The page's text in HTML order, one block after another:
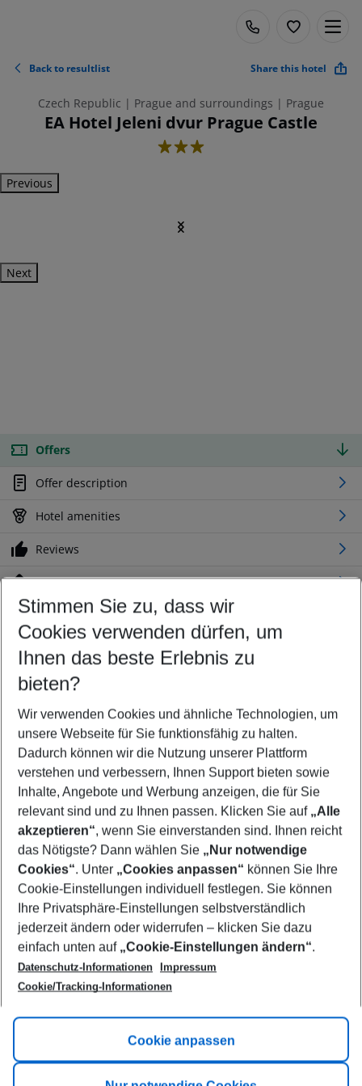
Back to resultlist Share this hotel
Czech Republic | Prague and surroundings | Prague
EA Hotel Jeleni dvur Prague Castle
3
Previous
Next
Offers
Offer description
Hotel amenities
Reviews
Location
Customize your offer
Find the perfect deal which suits your best
Your departure airport
Any airport
Select your date range
10/08/26–08/08/27 5-8 nights
Who will travel
2 adults No children
Show more filter
Footer
Footer navigation
Title A
Link A
Stimmen Sie zu, dass wir
Cookies verwenden dürfen, um
Ihnen das beste Erlebnis zu
bieten?
Wir verwenden Cookies und ähnliche Technologien, um
unsere Webseite für Sie funktionsfähig zu halten.
Dadurch können wir die Nutzung unserer Plattform
verstehen und verbessern, Ihnen Support bieten sowie
Inhalte, Angebote und Werbung anzeigen, die für Sie
relevant sind und zu Ihnen passen. Klicken Sie auf „Alle
akzeptieren“, wenn Sie einverstanden sind. Ihnen reicht
das Nötigste? Dann wählen Sie „Nur notwendige
Cookies“. Unter „Cookies anpassen“ können Sie Ihre
Cookie-Einstellungen individuell festlegen. Sie können
Ihre Privatsphäre-Einstellungen selbstverständlich
jederzeit ändern oder widerrufen – klicken Sie dazu
einfach unten auf „Cookie-Einstellungen ändern“.
Datenschutz-Informationen
Impressum
Cookie/Tracking-Informationen
Cookie anpassen